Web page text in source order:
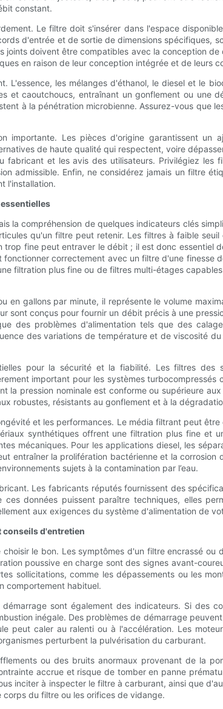
constant.
Le filtre doit s'insérer dans l'espace
d'entrée et de sortie de dimensions spécifiques,
doivent être compatibles avec la conception
en raison de leur conception intégrée et de leurs
les mélanges d'éthanol, le diesel et le
et caoutchoucs, entraînant un gonflement ou une
à la pénétration microbienne. Assurez-vous que
Les pièces d'origine garantissent un
de haute qualité qui respectent, voire
et les avis des utilisateurs. Privilégiez les
admissible. Enfin, ne considérez jamais un filtre
l'installation.
la compréhension de quelques indicateurs clés
qu'un filtre peut retenir. Les filtres à faible
fine peut entraver le débit ; il est donc essentiel
correctement avec un filtre d'une finesse
filtration plus fine ou de filtres multi-étages
en gallons par minute, il représente le volume
sont conçus pour fournir un débit précis à une
des problèmes d'alimentation tels que des
des variations de température et de viscosité
pour la sécurité et la fiabilité. Les filtres des
important pour les systèmes
la pression nominale est conforme ou supérieure
robustes, résistants au gonflement et à la
et les performances. Le média filtrant peut
synthétiques offrent une filtration plus fine et
mécaniques. Pour les applications diesel, les
entraîner la prolifération bactérienne et la corrosion
sujets à la contamination par l’eau.
Les fabricants réputés fournissent des
données puissent paraître techniques, elles
aux exigences du système d'alimentation de
conseils d'entretien
le bon. Les symptômes d'un filtre encrassé
poussive en charge sont des signes avant-
sollicitations, comme les dépassements ou les
comportement habituel.
sont également des indicateurs. Si des
inégale. Des problèmes de démarrage
peut caler au ralenti ou à l'accélération. Les
perturbent la pulvérisation du carburant.
ou des bruits anormaux provenant de la
accrue et risque de tomber en panne
inciter à inspecter le filtre à carburant, ainsi que
du filtre ou les orifices de vidange.